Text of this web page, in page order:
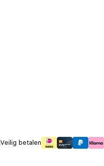
Veilig betalen